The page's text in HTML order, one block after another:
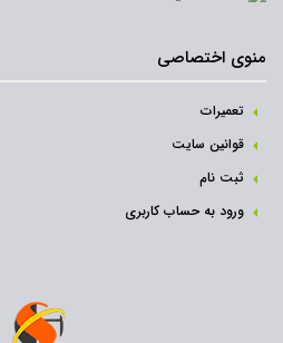
منوی اختصاصی
تعمیرات
قوانین سایت
ثبت نام‌
ورود به حساب کاربری